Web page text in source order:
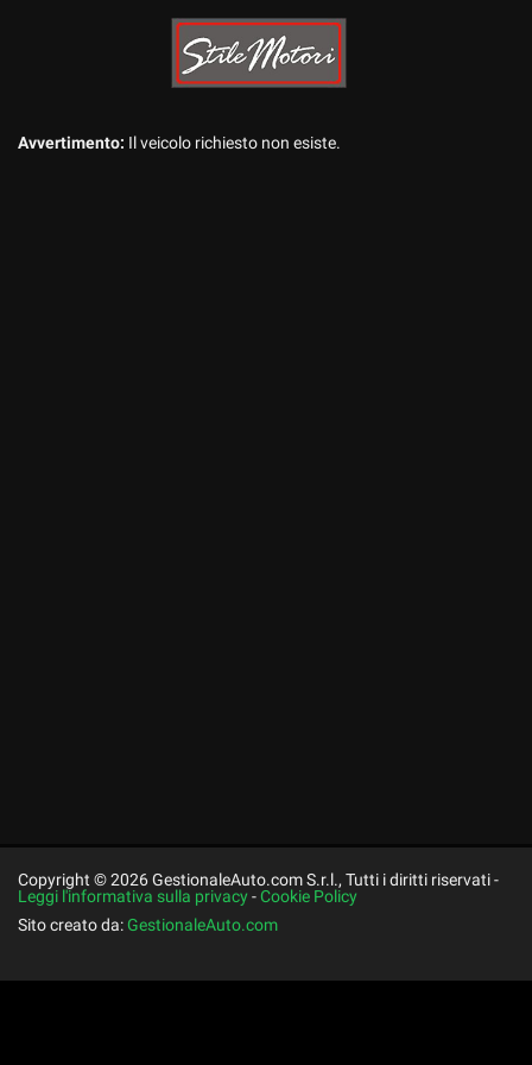
Avvertimento: Il veicolo richiesto non esiste.
Copyright © 2026 GestionaleAuto.com S.r.l., Tutti i diritti riservati -
Leggi l'informativa sulla privacy-Cookie Policy
Sito creato da:GestionaleAuto.com